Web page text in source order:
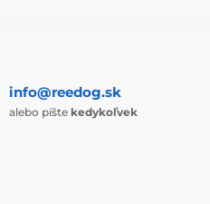
info@reedog.sk
alebo píšte kedykoľvek